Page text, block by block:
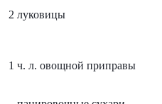
2 луковицы
1 ч. л. овощной приправы